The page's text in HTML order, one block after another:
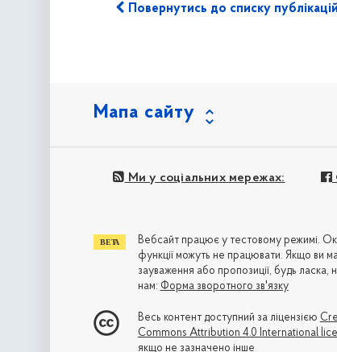
Повернутись до списку публікацій
Мапа сайту
Ми у соціальних мережах:
Вебсайт працює у тестовому режимі.
функції можуть не працювати. Якщо ви
зауваження або пропозиції, будь ласка,
нам: Форма зворотного зв'язку
Весь контент доступний за ліцензією
Commons Attribution 4.0 International
якщо не зазначено інше